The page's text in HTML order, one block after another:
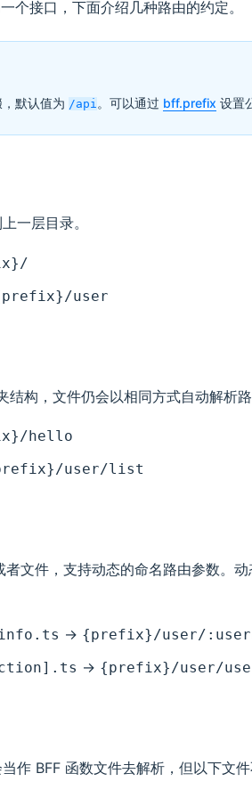
个接口，下面介绍几种路由的约定。
默认值为 /api 。可以通过 bff.prefix 设置
一层目录。
user
构，文件仍会以相同方式自动解析路
hello
user/list
者文件，支持动态的命名路由参数。
info.ts -> {prefix}/user/
-> {prefix}/user/
作 BFF 函数文件去解析，但以下文件